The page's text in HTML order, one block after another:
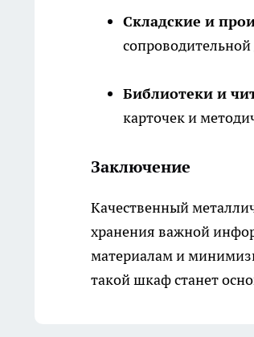
Складские и
Библиотеки и
карточек и
Заключение
Качественный
хранения важной
материалам и
такой шкаф станет